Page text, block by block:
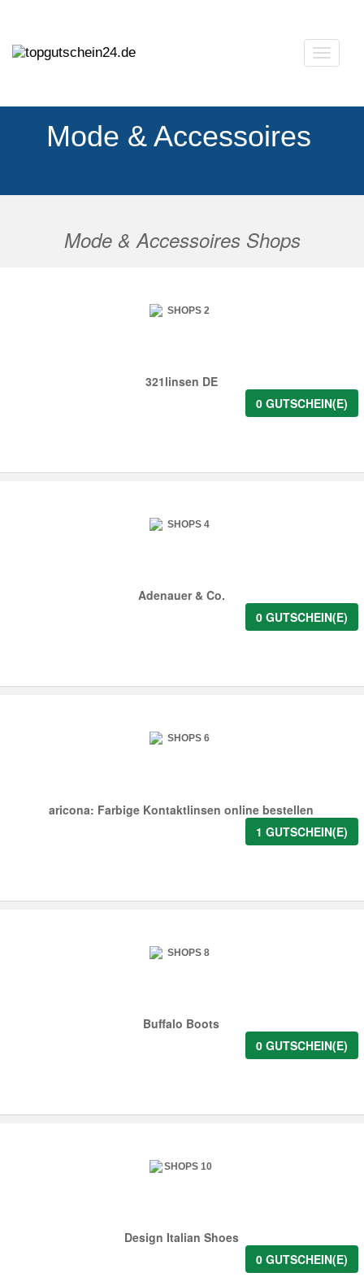
Mode & Accessoires
Mode & Accessoires Shops
321linsen DE
0 GUTSCHEIN(E)
Adenauer & Co.
0 GUTSCHEIN(E)
aricona: Farbige Kontaktlinsen online bestellen
1 GUTSCHEIN(E)
Buffalo Boots
0 GUTSCHEIN(E)
Design Italian Shoes
0 GUTSCHEIN(E)